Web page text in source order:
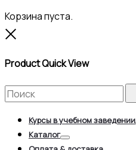
Корзина пуста.
Product Quick View
Search
for:
Курсы в учебном заведении
Каталог
Toggle